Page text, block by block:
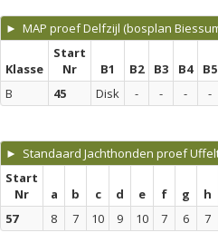
► MAP proef Delfzijl (bosplan
Klasse
Start
Nr
B1 B2 B3 B4 B5
B
45 Disk - - - -
► Standaard Jachthonden proef
Start
Nr
a b c d e f g h
57
8 7 10 9 10 7 6 7